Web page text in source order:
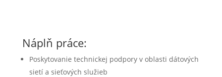
Náplň práce:
Poskytovanie technickej podpory v oblasti dátových
sietí a sieťových služieb